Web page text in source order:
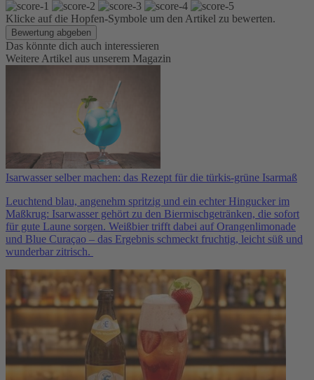
Klicke auf die Hopfen-Symbole um den Artikel zu bewerten.
Bewertung abgeben
Das könnte dich auch interessieren
Weitere Artikel aus unserem Magazin
Isarwasser selber machen: das Rezept für die türkis-grüne Isarmaß
Leuchtend blau, angenehm spritzig und ein echter Hingucker im
Maßkrug: Isarwasser gehört zu den Biermischgetränken, die sofort
für gute Laune sorgen. Weißbier trifft dabei auf Orangenlimonade
und Blue Curaçao – das Ergebnis schmeckt fruchtig, leicht süß und
wunderbar zitrisch.